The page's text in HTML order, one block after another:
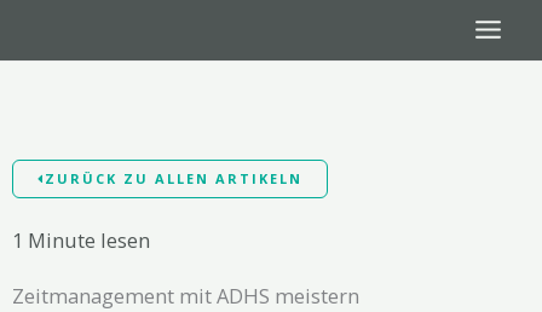
ZURÜCK ZU ALLEN ARTIKELN
1 Minute lesen
Zeitmanagement mit ADHS meistern